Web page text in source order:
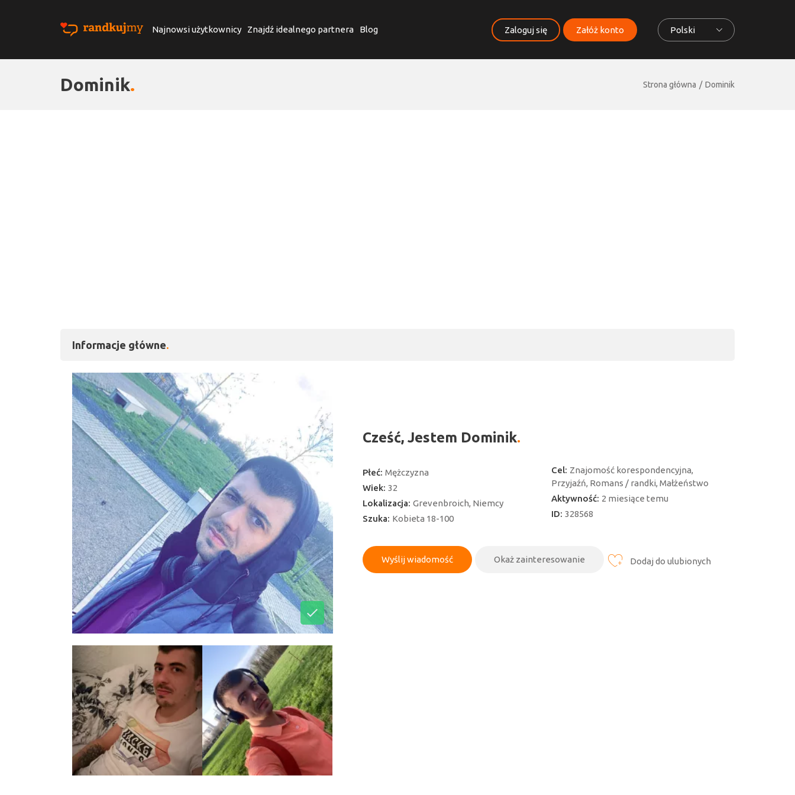
Najnowsi użytkownicy Znajdź idealnego partnera Blog Zaloguj się Załóż konto Polski
Dominik Strona główna Dominik
Informacje główne
Kliknij, aby powiększyć
3 zdjęć
Cześć, Jestem Dominik
Płeć: Mężczyzna
Wiek: 32
Lokalizacja:
Grevenbroich, Niemcy
Szuka:
Kobieta 18-100
Cel: Znajomość korespondencyjna,
Przyjaźń, Romans / randki, Małżeństwo
Aktywność: 2 miesiące temu
ID:328568
Wyślij wiadomość Okaż zainteresowanie Dodaj do ulubionych